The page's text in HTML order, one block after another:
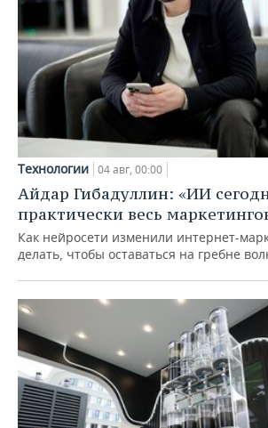
Технологии 04 авг, 00:00
Айдар Гибадуллин: «ИИ
практически весь
Как нейросети изменили интернет-
делать, чтобы оставаться на гребне